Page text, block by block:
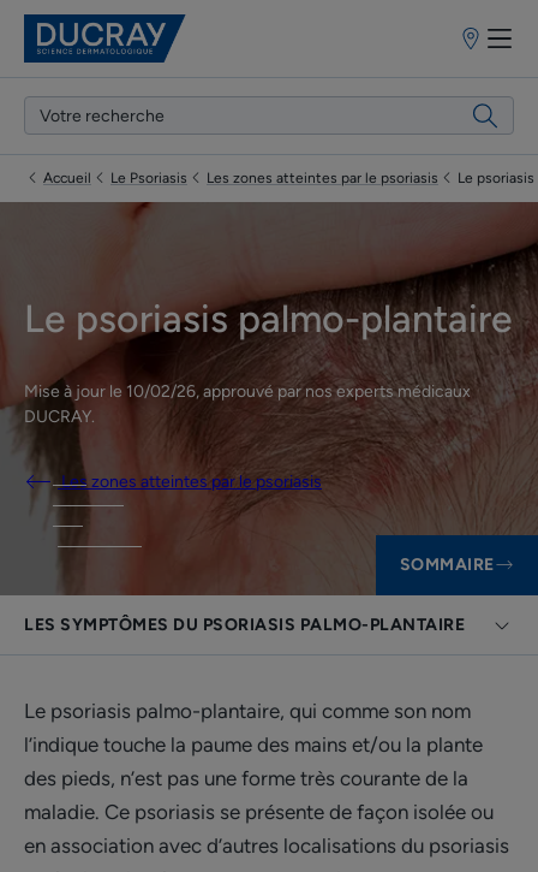
Points
vente
Accueil Le Psoriasis Les zones atteintes par le psoriasis Le
Le psoriasis palmo-plantaire
Mise à jour le 10/02/26, approuvé parnos experts médicaux
DUCRAY.
Les zones atteintes par le psoriasis
SOMMAIRE
LES SYMPTÔMES DU PSORIASIS PALMO-PLANTAIRE
Le psoriasis palmo-plantaire, qui comme son nom
l’indique touche la paume des mains et/ou la plante
des pieds, n’est pas une forme très courante de la
maladie. Ce psoriasis se présente de façon isolée ou
en association avec d’autres localisations du psoriasis